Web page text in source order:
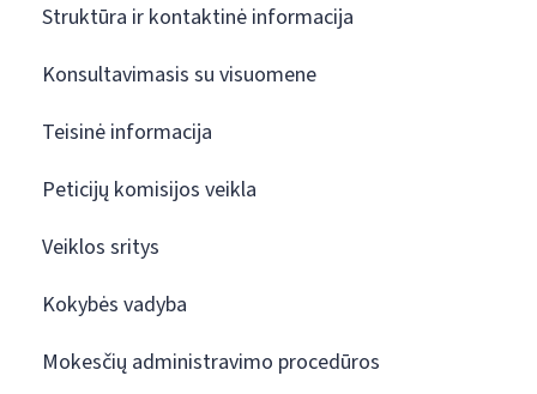
Struktūra ir kontaktinė informacija
Konsultavimasis su visuomene
Teisinė informacija
Peticijų komisijos veikla
Veiklos sritys
Kokybės vadyba
Mokesčių administravimo procedūros